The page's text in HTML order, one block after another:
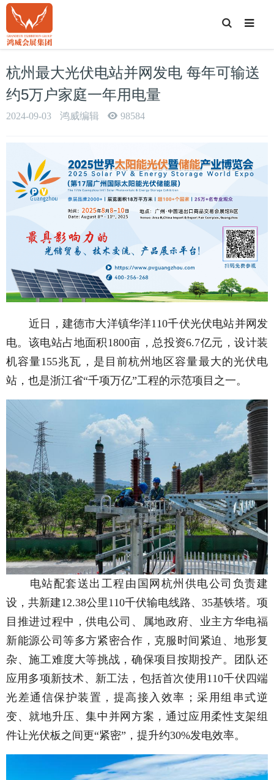
T
o
g
e
S
e
杭州最大光伏电站并网发电 每年可输送
约5万户家庭一年用电量
2024-09-03 鸿威编辑 98584
近日，建德市大洋镇华洋110千伏光伏电站并网发
电。该电站占地面积1800亩，总投资6.7亿元，设计装
机容量155兆瓦，是目前杭州地区容量最大的光伏电
站，也是浙江省“千项万亿”工程的示范项目之一。
电站配套送出工程由国网杭州供电公司负责建
设，共新建12.38公里110千伏输电线路、35基铁塔。项
目推进过程中，供电公司、属地政府、业主方华电福
新能源公司等多方紧密合作，克服时间紧迫、地形复
杂、施工难度大等挑战，确保项目按期投产。团队还
应用多项新技术、新工法，包括首次使用110千伏四端
光差通信保护装置，提高接入效率；采用组串式逆
变、就地升压、集中并网方案，通过应用柔性支架组
件让光伏板之间更“紧密”，提升约30%发电效率。